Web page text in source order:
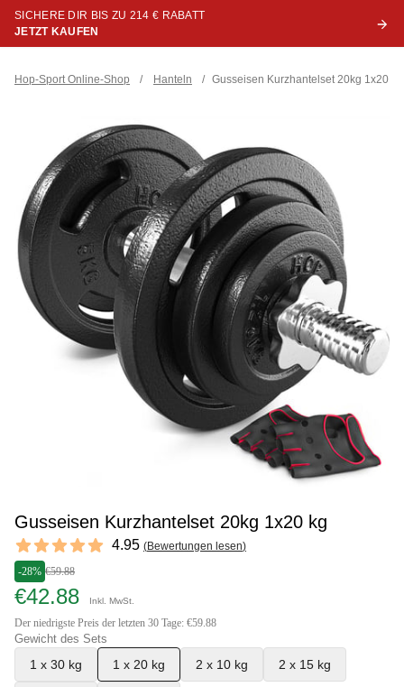
SICHERE DIR BIS ZU 214 € RABATT
JETZT KAUFEN
Hop-Sport Online-Shop / Hanteln / Gusseisen Kurzhantelset 20kg 1x20 kg
Gusseisen Kurzhantelset 20kg 1x20 kg
Reviews
4.95 out of 5 stars 4.95 (Bewertungen lesen)
-28% €59.88
€42.88 Inkl. MwSt.
Der niedrigste Preis der letzten 30 Tage: €59.88
Gewicht des Sets
1 x 30 kg 1 x 20 kg 2 x 10 kg 2 x 15 kg